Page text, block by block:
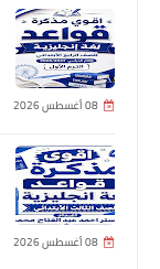
08 أغسطس 2026
08 أغسطس 2026